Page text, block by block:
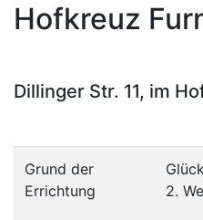
Hofkreuz
Dillinger Str. 11, im
Grund der
Errichtung
2.